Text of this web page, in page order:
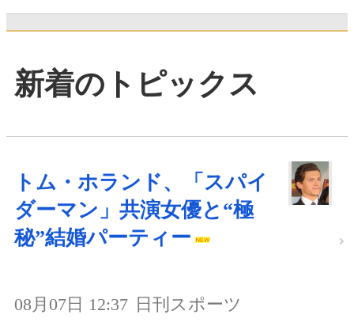
新着のトピックス
トム・ホランド、「スパイ
ダーマン」共演女優と“極
秘”結婚パーティー
08月07日 12:37 日刊スポーツ